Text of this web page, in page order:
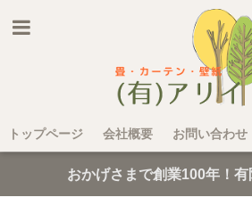
トップページ 会社概要 お問い合わせ
おかげさまで創業100年！有